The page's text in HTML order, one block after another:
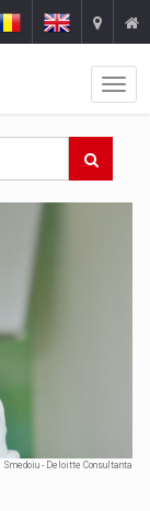
Smedoiu - Deloitte Consultanta